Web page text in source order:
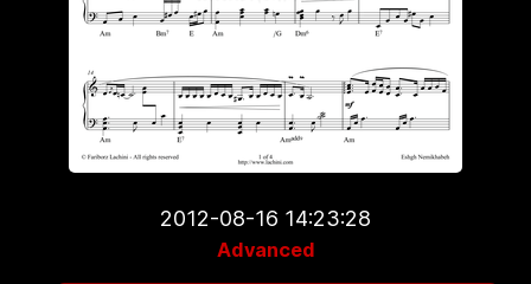
2012-08-16 14:23:28
Advanced